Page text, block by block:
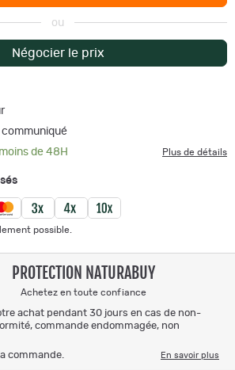
ou
Négocier le prix
communiqué
de 48H
Plus de détails
possible.
PROTECTION NATURABUY
Achetez en toute confiance
achat pendant 30 jours en cas de non-
commande endommagée, non
commande.
En savoir plus